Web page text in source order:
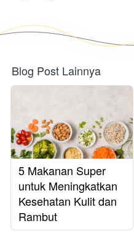
Blog Post Lainnya
5 Makanan Super
untuk Meningkatkan
Kesehatan Kulit dan
Rambut